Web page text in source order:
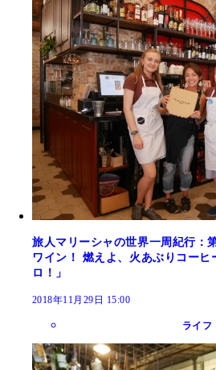
旅人マリーシャの世界一周紀行：
ワイン！ 燃えよ、火あぶりコー
ロ！」
2018年11月29日 15:00
ライフ